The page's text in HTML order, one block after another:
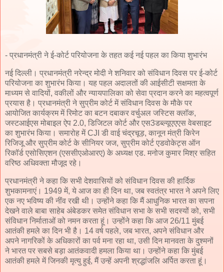
- प्रधानमंत्री ने ई-कोर्ट परियोजना के तहत कई नई पहल का किया शुभारंभ
नई दिल्ली। प्रधानमंत्री नरेन्द्र मोदी ने शनिवार को संविधान दिवस पर ई-कोर्ट
परियोजना का शुभारंभ किया। यह पहल अदालतों की आईसीटी सक्षमता के
माध्यम से वादियों, वकीलों और न्यायपालिका को सेवा प्रदान करने का महत्वपूर्ण
प्रयास है। प्रधानमंत्री ने सुप्रीम कोर्ट में संविधान दिवस के मौके पर
आयोजित कार्यक्रम में रिमोट का बटन दबाकर वर्चुअल जस्टिस क्लॉक,
जस्टआईएस मोबाइल ऐप 2.0, डिजिटल कोर्ट और एस3डब्ल्यूएएएस वेबसाइट
का शुभारंभ किया। समारोह में CJI डी वाई चंद्रचूड़, कानून मंत्री किरेन
रिजिजू और सुप्रीम कोर्ट के सीनियर जज, सुप्रीम कोर्ट एडवोकेट्स ऑन
रिकॉर्ड एसोसिएशन (एससीएओआरए) के अध्यक्ष एड. मनोज कुमार मिश्र सहित
वरिष्ठ अधिवक्ता मौजूद रहे।
प्रधानमंत्री ने कहा कि सभी देशवासियों को संविधान दिवस की हार्दिक
शुभकामनाएं। 1949 में, ये आज का ही दिन था, जब स्वतंत्र भारत ने अपने लिए
एक नए भविष्य की नींव रखी थी। उन्होंने कहा कि मैं आधुनिक भारत का सपना
देखने वाले बाबा साहेब अंबेडकर समेत संविधान सभा के सभी सदस्यों को, सभी
संविधान निर्माताओं को नमन करता हूं। उन्होंने कहा कि आज 26/11 मुंबई
आतंकी हमले का दिन भी है। 14 वर्ष पहले, जब भारत, अपने संविधान और
अपने नागरिकों के अधिकारों का पर्व मना रहा था, उसी दिन मानवता के दुश्मनों
ने भारत पर सबसे बड़ा आतंकवादी हमला किया था। उन्होंने कहा कि मुंबई
आतंकी हमले में जिनकी मृत्यु हुई, मैं उन्हें अपनी श्रद्धांजलि अर्पित करता हूं।